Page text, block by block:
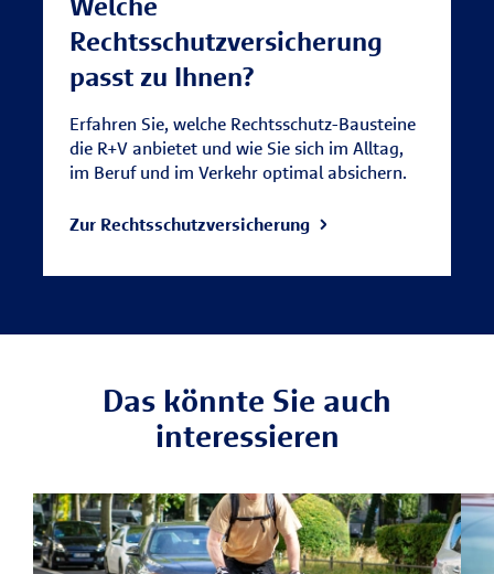
Rechtsschutzversicherung
passt zu Ihnen?
Erfahren Sie, welche Rechtsschutz-Bausteine
die R+V anbietet und wie Sie sich im Alltag,
im Beruf und im Verkehr optimal absichern.
Zur Rechtsschutzversicherung
Das könnte Sie auch
interessieren